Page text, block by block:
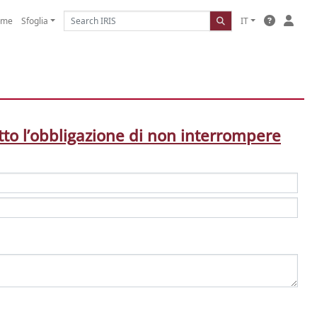
Sfoglia IT
l’obbligazione di non interrompere